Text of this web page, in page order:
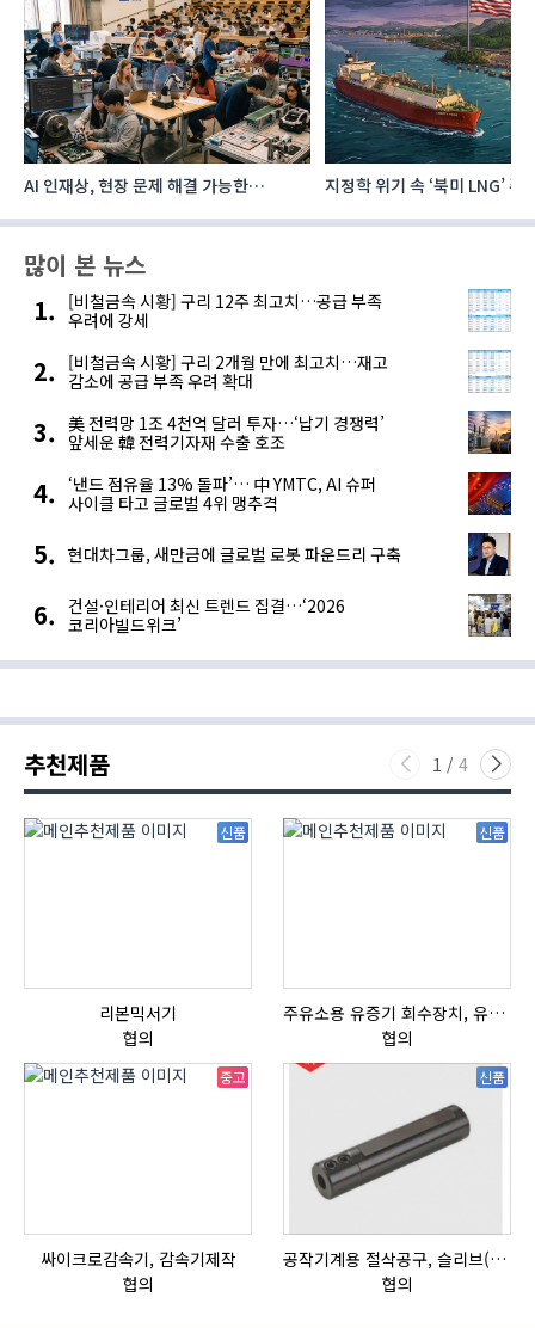
AI 인재상, 현장 문제 해결 가능한
지정학 위기 속 ‘북미 LNG’
많이 본 뉴스
[비철금속 시황] 구리 12주 최고치…공급 부족
우려에 강세
[비철금속 시황] 구리 2개월 만에 최고치…재고
감소에 공급 부족 우려 확대
美 전력망 1조 4천억 달러 투자…‘납기 경쟁력’
앞세운 韓 전력기자재 수출 호조
‘낸드 점유율 13% 돌파’… 中 YMTC, AI 슈퍼
사이클 타고 글로벌 4위 맹추격
현대차그룹, 새만금에 글로벌 로봇 파운드리 구축
건설·인테리어 최신 트렌드 집결…‘2026
코리아빌드위크’
추천제품 1 / 4
신품
리본믹서기
협의
신품
주유소용 유증기 회수장치, 유증기 회수장치, 방폭형, 방폭형 유증기 회수장치
협의
중고
싸이크로감속기, 감속기제작
협의
신품
공작기계용 절삭공구, 슬리브(SLEEVE)
협의